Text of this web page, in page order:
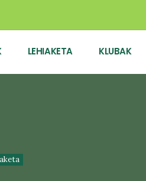
LEHIAKETA KLUBAK